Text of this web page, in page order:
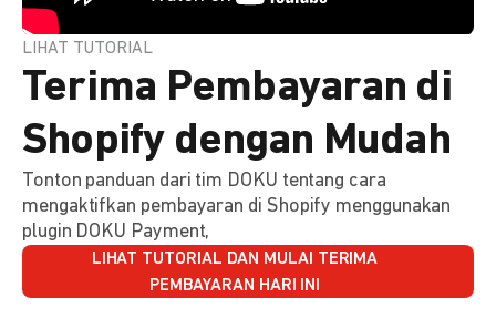
LIHAT TUTORIAL
Terima Pembayaran di
Shopify dengan Mudah
Tonton panduan dari tim DOKU tentang cara
mengaktifkan pembayaran di Shopify menggunakan
plugin DOKU Payment,
LIHAT TUTORIAL DAN MULAI TERIMA
PEMBAYARAN HARI INI